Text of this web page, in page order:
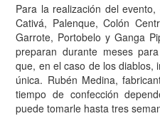
Para la realización del
Cativá, Palenque, Colón
Garrote, Portobelo y Ganga
preparan durante meses
que, en el caso de los diablos,
única. Rubén Medina,
tiempo de confección
puede tomarle hasta tres